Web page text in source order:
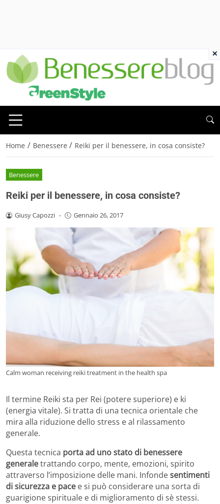
Home / Benessere / Reiki per il benessere, in cosa consiste?
Benessere
Reiki per il benessere, in cosa consiste?
Giusy Capozzi - Gennaio 26, 2017
Calm woman receiving reiki treatment in the health spa
Il termine Reiki sta per Rei (potere superiore) e ki
(energia vitale). Si tratta di una tecnica orientale che
mira alla riduzione dello stress e al rilassamento
generale.
Questa tecnica porta ad uno stato di benessere
generaletrattando corpo, mente, emozioni, spirito
attraverso l’imposizione delle mani. Infondesentimenti
di sicurezza e pace e si può considerare una sorta di
guarigione spirituale e di miglioramento di sè stessi.
×